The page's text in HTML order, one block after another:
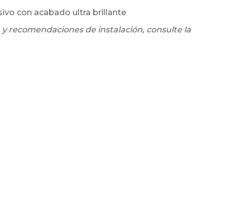
con acabado ultra brillante
recomendaciones de instalación, consulte la